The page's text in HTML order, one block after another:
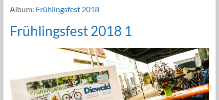
Album: Frühlingsfest 2018
Frühlingsfest 2018 1